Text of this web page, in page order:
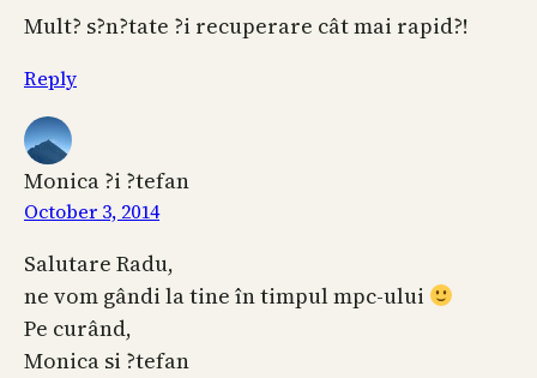
Mult? s?n?tate ?i recuperare cât mai rapid?!
Reply
Monica ?i ?tefan
October 3, 2014
Salutare Radu,
ne vom gândi la tine în timpul mpc-ului
Pe curând,
Monica si ?tefan